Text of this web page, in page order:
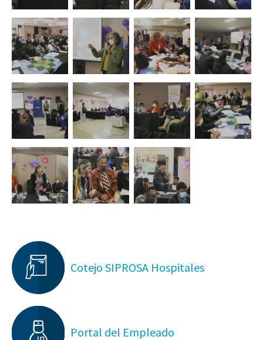
Cotejo SIPROSA Hospitales
Portal del Empleado